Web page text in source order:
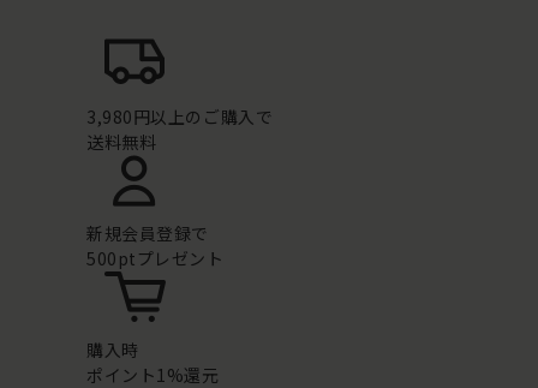
3,980円以上のご購入で
送料無料
新規会員登録で
500ptプレゼント
購入時
ポイント1%還元